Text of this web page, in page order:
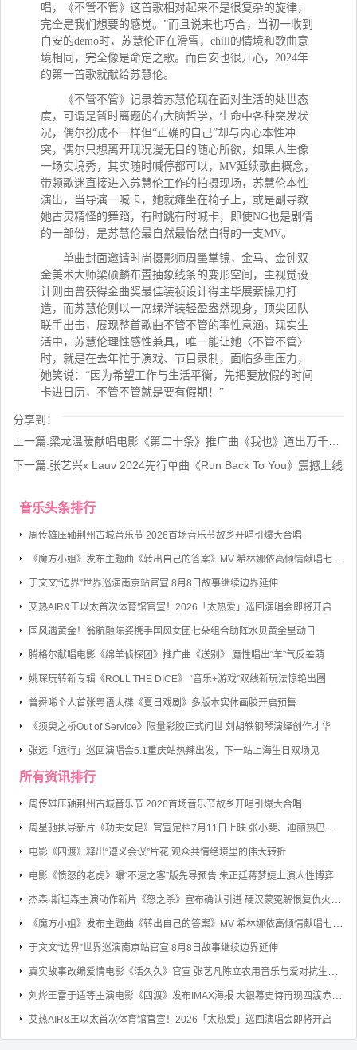
唱，《不管不管》这首歌相对起来不是很复杂的旋律，
完全是我们想要的感觉。”而且说来也巧合，当初一收到
白安的demo时，苏慧伦正在滑雪，chill的情境和歌曲意
境相同，完全像是命定之歌。而白安也很开心，2024年
的第一首歌就献给苏慧伦。
《不管不管》记录着苏慧伦现在面对生活的处世态
度，可谓是暂时离题的右大脑哲学，生命中各种突发状
况，偶尔扮成不一样但“正确的自己”却与内心本性冲
突，偶尔只想离开现况漫无目的随心所欲，如果人生像
一场实境秀，其实随时喊停都可以，MV延续歌曲概念，
带领歌迷直接进入苏慧伦工作的拍摄现场，苏慧伦本性
演出，当导演一喊卡，她就瘫坐在椅子上，或是副导教
她古灵精怪的舞蹈，有时跳有时喊卡，即使NG也是剧情
的一部份，是苏慧伦最自然最怡然自得的一支MV。
单曲封面邀请时尚摄影师周墨掌镜，金马、金钟双
金美术大师梁硕麟布置抽象线条的变形空间，主视觉设
计则由曾获得金曲奖最佳装祯设计得主毕展萦操刀打
造，而苏慧伦则以一席绿洋装轻盈盎然现身，顶尖团队
联手出击，展现整首歌曲不管不管的率性意涵。现实生
活中，苏慧伦理性感性兼具，唯一能让她〈不管不管〉
时，就是在去年忙于演戏、节目录制，面临多重压力，
她笑说：“因为希望工作与生活平衡，先把要放假的时间
卡进日历，不管不管就是要有假期！”
分享到：
上一篇:梁龙温暖献唱电影《第二十条》推广曲《我也》道出万千你我心声
下一篇:张艺兴x Lauv 2024先行单曲《Run Back To You》震撼上线
音乐头条排行
周传雄压轴荆州古城音乐节 2026首场音乐节故乡开唱引爆大合唱
于文文“边界”世界巡演南京站官宣 8月8日故事继续边界延伸
艾热AIR&王以太首次体育馆官宣！2026「太热爱」巡回演唱会即将开启
国风遇黄金！翁航融陈姿携手国风女团七朵组合助阵水贝黄金星动日
腾格尔献唱电影《绵羊侦探团》推广曲《送别》 魔性唱出“羊”气反差萌
姚琛玩转新专辑《ROLL THE DICE》 “音乐+游戏”双线新玩法惊艳出圈
曾舜晞个人首张粤语大碟《夏日戏剧》多版本实体画胶开启预售
《须臾之桥Out of Service》限量彩胶正式问世 刘胡轶钢琴演绎创作才华
张远「远行」巡回演唱会5.1重庆站热辣出发，下一站上海生日双场见
所有资讯排行
周传雄压轴荆州古城音乐节 2026首场音乐节故乡开唱引爆大合唱
电影《四渡》释出“遵义会议”片花 观众共情绝境里的伟大转折
电影《愤怒的老虎》曝“不速之客”版先导预告 朱正廷蒋梦婕上演人性博弈
于文文“边界”世界巡演南京站官宣 8月8日故事继续边界延伸
艾热AIR&王以太首次体育馆官宣！2026「太热爱」巡回演唱会即将开启